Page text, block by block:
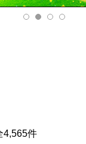
4,565件